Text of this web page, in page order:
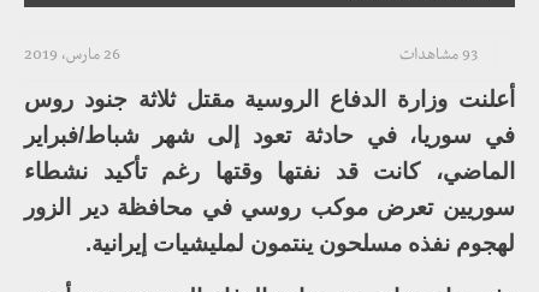
26 مارس، 2019 93 مشاهدات
أعلنت وزارة الدفاع الروسية مقتل ثلاثة جنود روس
في سوريا، في حادثة تعود إلى شهر شباط/فبراير
الماضي، كانت قد نفتها وقتها رغم تأكيد نشطاء
سوريين تعرض موكب روسي في محافظة دير الزور
لهجوم نفذه مسلحون ينتمون لمليشيات إيرانية.